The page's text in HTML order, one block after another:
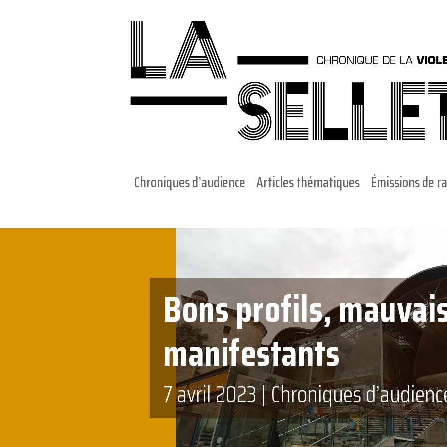
Chroniques d’audience Articles thématiques Émissions de
Bons profils,
manifestants
7 avril 2023|Chroniques